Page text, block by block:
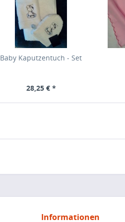
Baby Kaputzentuch - Set
28,25 € *
Informationen